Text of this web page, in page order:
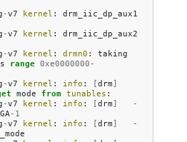
-v7 kernel :
drm_iic_dp_aux1
-v7 kernel :
drm_iic_dp_aux2
-v7 kernel : drmn0 :
taking
range 0xe0000000 -
-v7 kernel : info : [drm ]
mode from tunables :
-v7 kernel : info : [drm ]
-
- 1
-v7 kernel : info : [drm ]
-